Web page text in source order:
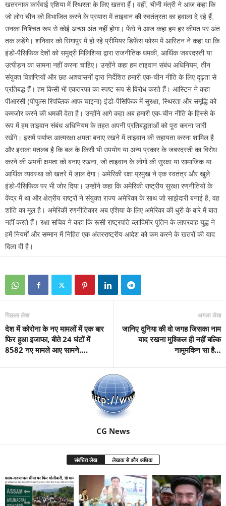
खतरनाक कार्रवाई एशिया में स्थिरता के लिए खतरा हैं। वहीं, चीनी मंत्री ने आज कहा कि
जो लोग चीन को विभाजित करने के प्रयास में ताइवान की स्वतंत्रता का हवाला दे रहे हैं,
उनका निश्चित रूप से कोई अच्छा अंत नहीं होगा। फेंघे ने आज कहा हम हर कीमत पर अंत
तक लड़ेंगे। शनिवार को सिंगापुर में हो रहे प्रीमियर डिफेंस फोरम में आस्टिन ने कहा था कि
इंडो-पैसिफिक देशों को समुद्री मिलिशिया द्वारा राजनीतिक धमकी, आर्थिक जबरदस्ती या
उत्पीड़न का सामना नहीं करना चाहिए। उन्होंने कहा हम ताइवान संबंध अधिनियम, तीन
संयुक्त विज्ञप्तियों और छह आश्वासनों द्वारा निर्देशित हमारी एक-चीन नीति के लिए दृढ़ता से
प्रतिबद्ध हैं। हम किसी भी एकतरफा का स्पष्ट रूप से विरोध करते हैं। आस्टिन ने कहा
पीआरसी (पीपुल्स रिपब्लिक आफ चाइना) इंडो-पैसिफिक में सुरक्षा, स्थिरता और समृद्धि को
कमजोर करने की धमकी देता है। उन्होंने आगे कहा अब हमारी एक-चीन नीति के हिस्से के
रूप में हम ताइवान संबंध अधिनियम के तहत अपनी प्रतिबद्धताओं को पूरा करना जारी
रखेंगे। इसमें पर्याप्त आत्मरक्षा क्षमता बनाए रखने में ताइवान की सहायता करना शामिल है
और इसका मतलब है कि बल के किसी भी उपयोग या अन्य प्रकार के जबरदस्ती का विरोध
करने की अपनी क्षमता को बनाए रखना, जो ताइवान के लोगों की सुरक्षा या सामाजिक या
आर्थिक व्यवस्था को खतरे में डाल देगा। अमेरिकी रक्षा प्रमुख ने एक स्वतंत्र और खुले
इंडो-पैसिफिक पर भी जोर दिया। उन्होंने कहा कि अमेरिकी राष्ट्रीय सुरक्षा रणनीतियों के
केंद्र में था और क्षेत्रीय राष्ट्रों ने संयुक्त राज्य अमेरिका के साथ जो साझेदारी बनाई है, वह
शांति का मूल है। अमेरिकी रणनीतिकार अब एशिया के लिए अमेरिका की धुरी के बारे में बात
नहीं करते हैं। रक्षा सचिव ने कहा कि रूसी राष्ट्रपति व्लादिमीर पुतिन के लापरवाह युद्ध ने
हमें नियमों और सम्मान में निहित एक अंतरराष्ट्रीय आदेश को कम करने के खतरों की याद
दिला दी है।
पिछला लेख
देश में कोरोना के नए मामलों में एक बार
फिर हुआ इजाफा, बीते 24 घंटों में
8582 नए मामले आए सामने….
अगला लेख
जानिए दुनिया की वो जगह जिसका नाम
याद रखना मुश्किल ही नहीं बल्कि
नामुमकिन सा है…
CG News
संबंधित लेख लेखक से और अधिक